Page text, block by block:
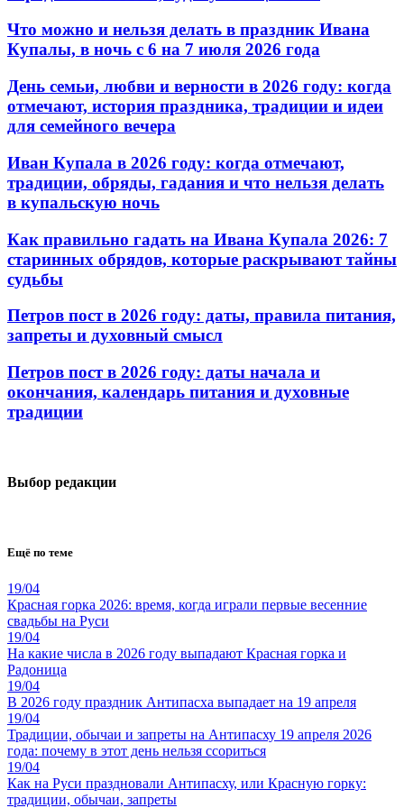
Что можно и нельзя делать в праздник Ивана
Купалы, в ночь с 6 на 7 июля 2026 года
День семьи, любви и верности в 2026 году: когда
отмечают, история праздника, традиции и идеи
для семейного вечера
Иван Купала в 2026 году: когда отмечают,
традиции, обряды, гадания и что нельзя делать
в купальскую ночь
Как правильно гадать на Ивана Купала 2026: 7
старинных обрядов, которые раскрывают тайны
судьбы
Петров пост в 2026 году: даты, правила питания,
запреты и духовный смысл
Петров пост в 2026 году: даты начала и
окончания, календарь питания и духовные
традиции
Выбор редакции
Ещё по теме
19/04
Красная горка 2026: время, когда играли первые весенние
свадьбы на Руси
19/04
На какие числа в 2026 году выпадают Красная горка и
Радоница
19/04
В 2026 году праздник Антипасха выпадает на 19 апреля
19/04
Традиции, обычаи и запреты на Антипасху 19 апреля 2026
года: почему в этот день нельзя ссориться
19/04
Как на Руси праздновали Антипасху, или Красную горку:
традиции, обычаи, запреты